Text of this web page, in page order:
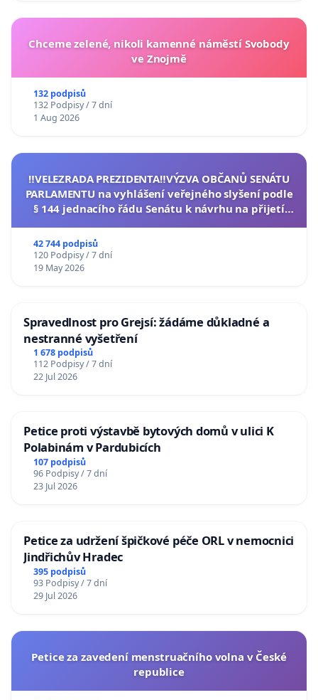
Chceme zelené, nikoli kamenné náměstí Svobody
ve Znojmě
132 podpisů
132 Podpisy / 7 dní
1 Aug 2026
‼️VELEZRADA PREZIDENTA‼️VÝZVA OBČANŮ SENÁTU
PARLAMENTU na vyhlášení veřejného slyšení podle
§ 144 jednacího řádu Senátu k návrhu na přijetí
42 744 podpisů
120 Podpisy / 7 dní
19 May 2026
Spravedlnost pro Grejsí: žádáme důkladné a
nestranné vyšetření
1 678 podpisů
112 Podpisy / 7 dní
22 Jul 2026
Petice proti výstavbě bytových domů v ulici K
Polabinám v Pardubicích
107 podpisů
96 Podpisy / 7 dní
23 Jul 2026
Petice za udržení špičkové péče ORL v nemocnici
Jindřichův Hradec
395 podpisů
93 Podpisy / 7 dní
29 Jul 2026
Petice za zavedení menstruačního volna v České
republice